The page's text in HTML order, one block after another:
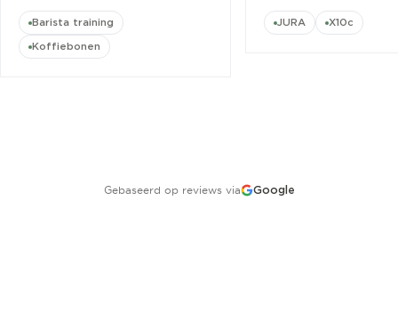
cursus.”
Barista training
Koffiebonen
JURA X10c
Gebaseerd op reviews via Google